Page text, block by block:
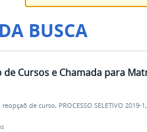
BUSCA
de Cursos e Chamada para
reopçaõ de curso, PROCESSO SELETIVO 2019-1,